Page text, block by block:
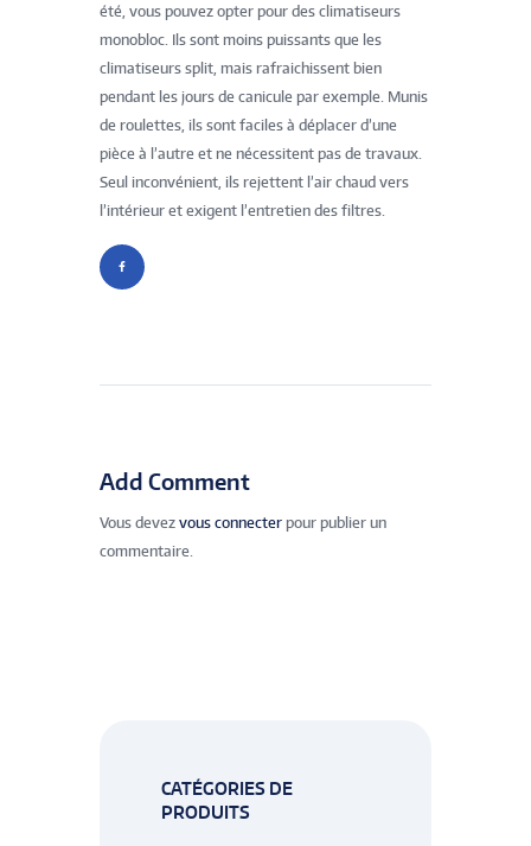
été, vous pouvez opter pour des climatiseurs
monobloc. Ils sont moins puissants que les
climatiseurs split, mais rafraichissent bien
pendant les jours de canicule par exemple. Munis
de roulettes, ils sont faciles à déplacer d’une
pièce à l’autre et ne nécessitent pas de travaux.
Seul inconvénient, ils rejettent l’air chaud vers
l’intérieur et exigent l’entretien des filtres.
Add Comment
Vous devez vous connecter pour publier un
commentaire.
CATÉGORIES DE
PRODUITS